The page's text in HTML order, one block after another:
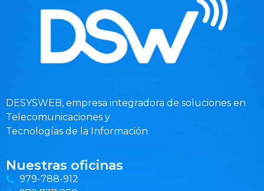
DESYSWEB, empresa integradora de soluciones en
Telecomunicaciones y
Tecnologías de la Información
Nuestras oficinas
979-788-912